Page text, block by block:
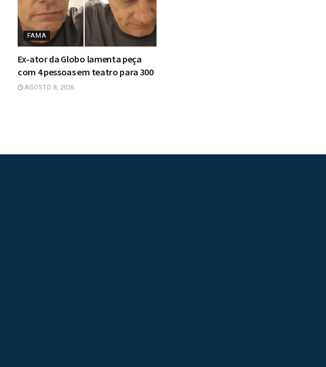
FAMA
Ex-ator da Globo lamenta peça
com 4 pessoas em teatro para 300
AGOSTO 8, 2026